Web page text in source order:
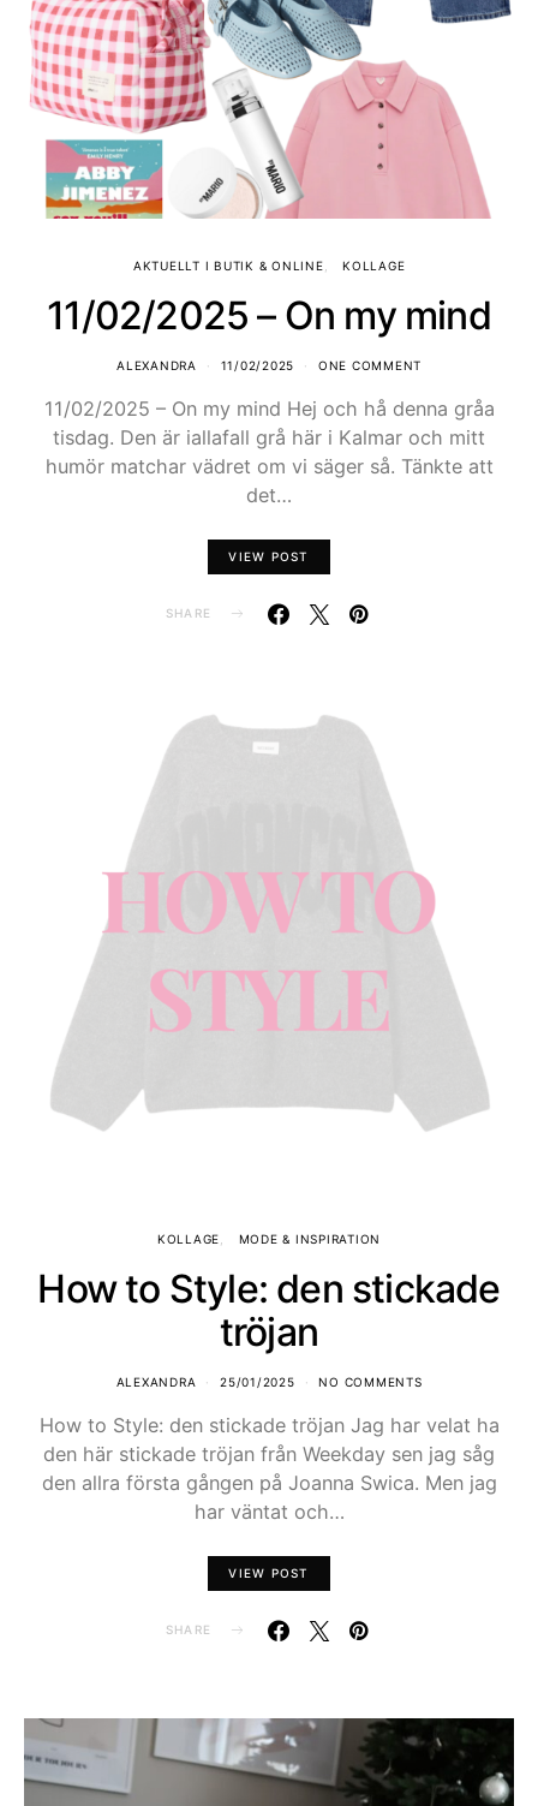
AKTUELLT I BUTIK & ONLINE KOLLAGE
11/02/2025 – On my mind
ALEXANDRA 11/02/2025 ONE COMMENT
11/02/2025 – On my mind Hej och hå denna gråa
tisdag. Den är iallafall grå här i Kalmar och mitt
humör matchar vädret om vi säger så. Tänkte att
det…
VIEW POST
SHARE
KOLLAGE MODE & INSPIRATION
How to Style: den stickade
tröjan
ALEXANDRA 25/01/2025 NO COMMENTS
How to Style: den stickade tröjan Jag har velat ha
den här stickade tröjan från Weekday sen jag såg
den allra första gången på Joanna Swica. Men jag
har väntat och…
VIEW POST
SHARE